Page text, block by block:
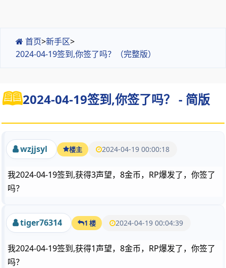
首页>新手区>
2024-04-19签到,你签了吗？（完整版）
2024-04-19签到,你签了吗？ - 简版
wzjjsyl 楼主 2024-04-19 00:00:18
我2024-04-19签到,获得3声望，8金币，RP爆发了，你签了
吗？
tiger76314 1 楼 2024-04-19 00:04:39
我2024-04-19签到,获得1声望，8金币，RP爆发了，你签了
吗？